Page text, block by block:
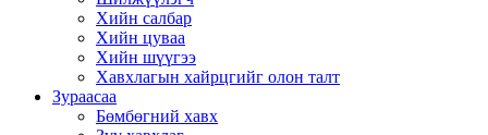
Хийн салбар
Хийн цуваа
Хийн шүүгээ
Хавхлагын хайрцгийг олон талт
Зураасаа
Бөмбөгний хавх